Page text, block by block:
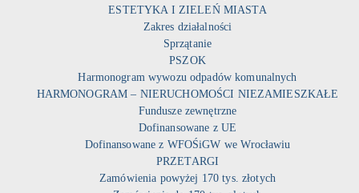
ESTETYKA I ZIELEŃ MIASTA
Zakres działalności
Sprzątanie
PSZOK
Harmonogram wywozu odpadów komunalnych
HARMONOGRAM – NIERUCHOMOŚCI NIEZAMIESZKAŁE
Fundusze zewnętrzne
Dofinansowane z UE
Dofinansowane z WFOŚiGW we Wrocławiu
PRZETARGI
Zamówienia powyżej 170 tys. złotych